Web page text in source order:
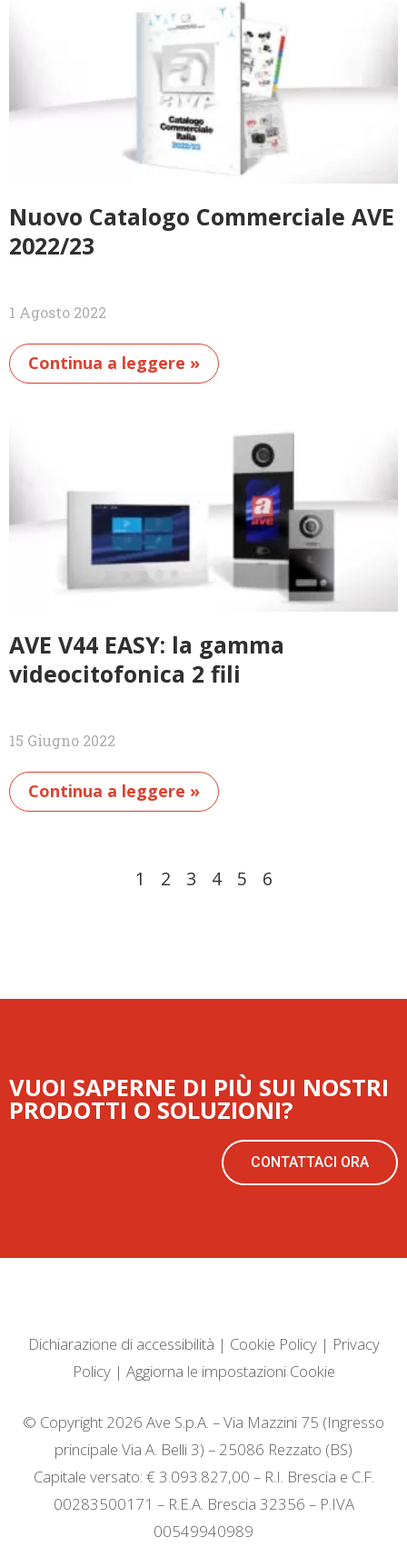
Nuovo Catalogo Commerciale AVE
2022/23
1 Agosto 2022
Continua a leggere »
AVE V44 EASY: la gamma
videocitofonica 2 fili
15 Giugno 2022
Continua a leggere »
1 2 3 4 5 6
VUOI SAPERNE DI PIÙ SUI NOSTRI
PRODOTTI O SOLUZIONI?
CONTATTACI ORA
Dichiarazione di accessibilità | Cookie Policy| Privacy
Policy| Aggiorna le impostazioni Cookie
© Copyright 2026 Ave S.p.A. – Via Mazzini 75 (Ingresso
principale Via A. Belli 3) – 25086 Rezzato (BS)
Capitale versato: € 3.093.827,00 – R.I. Brescia e C.F.
00283500171 – R.E.A. Brescia 32356 – P.IVA
00549940989